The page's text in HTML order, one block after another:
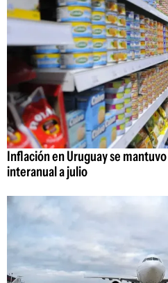
Inflación en Uruguay se
interanual a julio